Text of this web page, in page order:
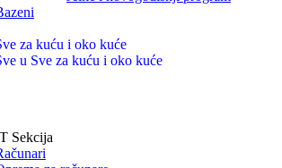
za kuću i oko kuće
u Sve za kuću i oko kuće
Sekcija